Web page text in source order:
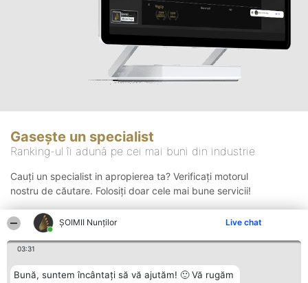
ȘOIMII Nunților Live chat
03:31
Bună, suntem încântați să vă ajutăm! 🙂 Vă rugăm
Gasește un specialist
Ranking-ul îi adună pe cei mai buni din industrie
Cauți un specialist in apropierea ta? Verificați motorul
nostru de căutare. Folosiți doar cele mai bune servicii!